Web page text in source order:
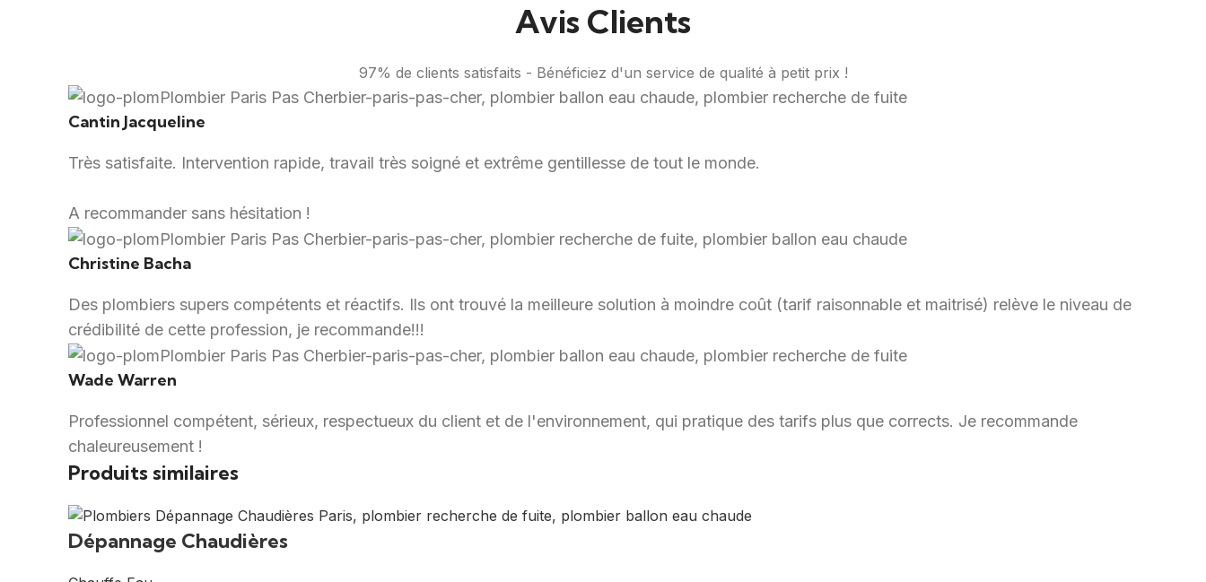
Avis Clients
97% de clients satisfaits - Bénéficiez d'un service de qualité à petit prix !
Cantin Jacqueline
Très satisfaite. Intervention rapide, travail très soigné et extrême gentillesse de tout le monde.
A recommander sans hésitation !
Christine Bacha
Des plombiers supers compétents et réactifs. Ils ont trouvé la meilleure solution à moindre coût (tarif raisonnable et maitrisé) relève le niveau de
crédibilité de cette profession, je recommande!!!
Wade Warren
Professionnel compétent, sérieux, respectueux du client et de l'environnement, qui pratique des tarifs plus que corrects. Je recommande
chaleureusement !
Produits similaires
Dépannage Chaudières